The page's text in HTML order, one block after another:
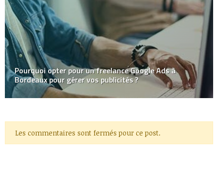
Pourquoi opter pour un freelance Google Ads à
Bordeaux pour gérer vos publicités ?
Les commentaires sont fermés pour ce post.